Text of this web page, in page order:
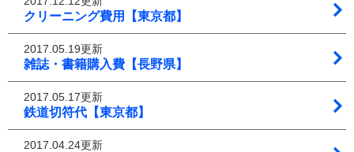
クリーニング費用【東京都】
2017.05.19更新
雑誌・書籍購入費【長野県】
2017.05.17更新
鉄道切符代【東京都】
2017.04.24更新